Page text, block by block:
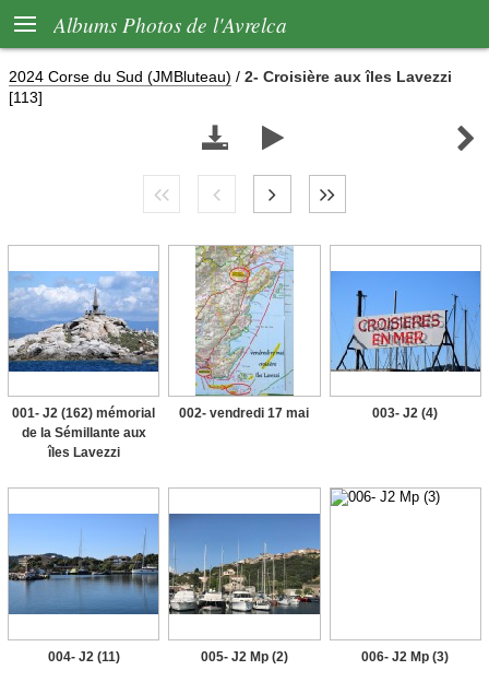
 Albums Photos de l'Avrelca
2024 Corse du Sud (JMBluteau) / 2- Croisière aux îles Lavezzi
[113]
  
001- J2 (162) mémorial
de la Sémillante aux
îles Lavezzi
002- vendredi 17 mai 003- J2 (4)
004- J2 (11) 005- J2 Mp (2) 006- J2 Mp (3)